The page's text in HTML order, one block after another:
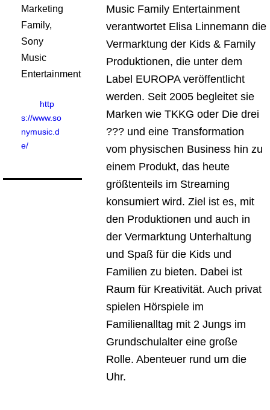
Marketing
Family,
Sony
Music
Entertainment
http
s://www.so
nymusic.d
e/
Music Family Entertainment
verantwortet Elisa Linnemann die
Vermarktung der Kids & Family
Produktionen, die unter dem
Label EUROPA veröffentlicht
werden. Seit 2005 begleitet sie
Marken wie TKKG oder Die drei
??? und eine Transformation
vom physischen Business hin zu
einem Produkt, das heute
größtenteils im Streaming
konsumiert wird. Ziel ist es, mit
den Produktionen und auch in
der Vermarktung Unterhaltung
und Spaß für die Kids und
Familien zu bieten. Dabei ist
Raum für Kreativität. Auch privat
spielen Hörspiele im
Familienalltag mit 2 Jungs im
Grundschulalter eine große
Rolle. Abenteuer rund um die
Uhr.